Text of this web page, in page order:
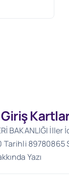
BAKANLIĞI
Tarihli 89780865
Yazı